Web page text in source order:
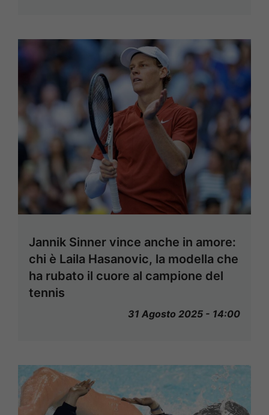
Jannik Sinner vince anche in amore:
chi è Laila Hasanovic, la modella che
ha rubato il cuore al campione del
tennis
31 Agosto 2025 - 14:00